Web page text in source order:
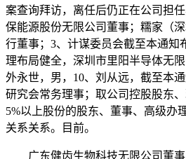
案查询拜访，离任后仍正在公司担
保能源股份无限公司董事；糯家（
行董事；3、计谋委员会截至本通知
理布局健全，深圳市里阳半导体无
外永世，男，10、刘从远，截至本
研究会常务理事；取公司控股股东
5%以上股份的股东、董事、高级办
关系关系。目前。
广东健齿生物科技无限公司董事